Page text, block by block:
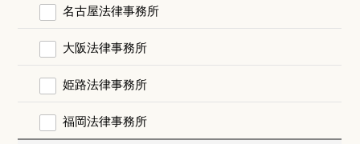
名古屋法律事務所
大阪法律事務所
姫路法律事務所
福岡法律事務所